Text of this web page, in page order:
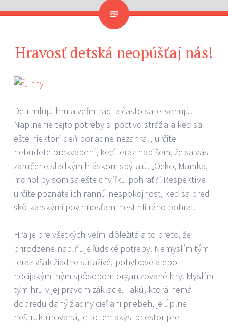
Hravosť detská neopúšťaj nás!
Deti milujú hru a veľmi radi a často sa jej venujú.
Naplnenie tejto potreby si poctivo strážia a keď sa
ešte niektorí deň poriadne nezahrali, určite
nebudete prekvapení, keď teraz napíšem, že sa vás
zaručene sladkým hláskom spýtajú. „Ocko, Mamka,
mohol by som sa ešte chvíľku pohrať?“ Respektíve
určite poznáte ich rannú nespokojnosť, keď sa pred
škôlkarskými povinnosťami nestihli ráno pohrať.
Hra je pre všetkých veľmi dôležitá a to preto, že
prirodzene naplňuje ľudské potreby. Nemyslím tým
teraz však žiadne súťaživé, pohybové alebo
hocijakým iným spôsobom organizované hry. Myslím
tým hru v jej pravom základe. Takú, ktorá nemá
dopredu daný žiadny cieľ ani priebeh, je úplne
neštruktúrovaná, je to len akýsi priestor pre